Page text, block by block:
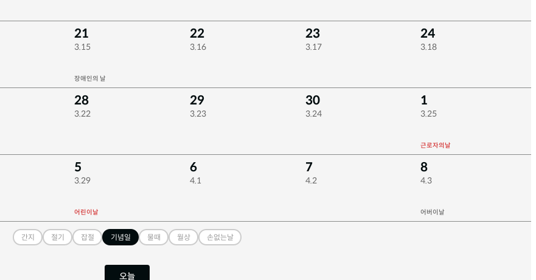
21
3.15
장애인의 날
22
3.16
23
3.17
24
3.18
28
3.22
29
3.23
30
3.24
1
3.25
근로자의날
5
3.29
어린이날
6
4.1
7
4.2
8
4.3
어버이날
간지 절기 잡절 기념일 물때 월상 손없는날
오늘